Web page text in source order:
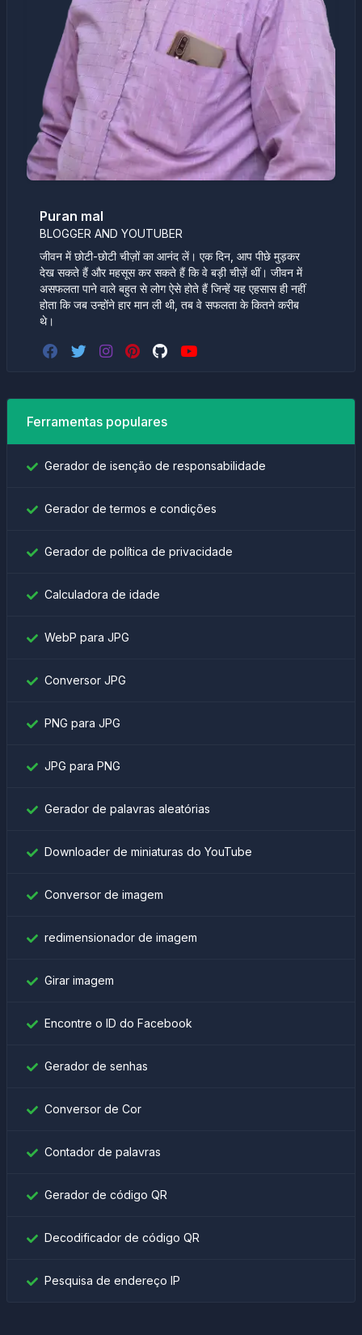
Puran mal
BLOGGER AND YOUTUBER
जीवन में छोटी-छोटी चीज़ों का आनंद लें। एक दिन, आप पीछे मुड़कर
देख सकते हैं और महसूस कर सकते हैं कि वे बड़ी चीज़ें थीं। जीवन में
असफलता पाने वाले बहुत से लोग ऐसे होते हैं जिन्हें यह एहसास ही नहीं
होता कि जब उन्होंने हार मान ली थी, तब वे सफलता के कितने करीब
थे।
Ferramentas populares
Gerador de isenção de responsabilidade
Gerador de termos e condições
Gerador de política de privacidade
Calculadora de idade
WebP para JPG
Conversor JPG
PNG para JPG
JPG para PNG
Gerador de palavras aleatórias
Downloader de miniaturas do YouTube
Conversor de imagem
redimensionador de imagem
Girar imagem
Encontre o ID do Facebook
Gerador de senhas
Conversor de Cor
Contador de palavras
Gerador de código QR
Decodificador de código QR
Pesquisa de endereço IP